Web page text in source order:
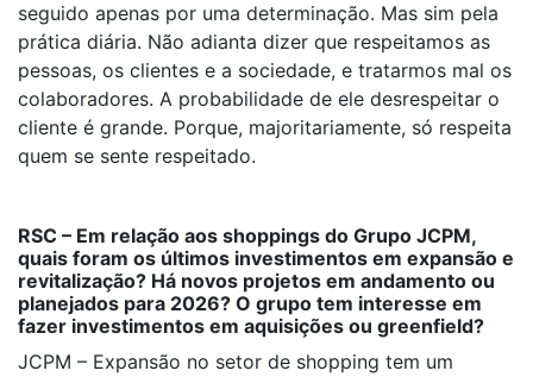
seguido apenas por uma determinação. Mas sim pela
prática diária. Não adianta dizer que respeitamos as
pessoas, os clientes e a sociedade, e tratarmos mal os
colaboradores. A probabilidade de ele desrespeitar o
cliente é grande. Porque, majoritariamente, só respeita
quem se sente respeitado.
RSC – Em relação aos shoppings do Grupo JCPM,
quais foram os últimos investimentos em expansão e
revitalização? Há novos projetos em andamento ou
planejados para 2026? O grupo tem interesse em
fazer investimentos em aquisições ou greenfield?
JCPM – Expansão no setor de shopping tem um